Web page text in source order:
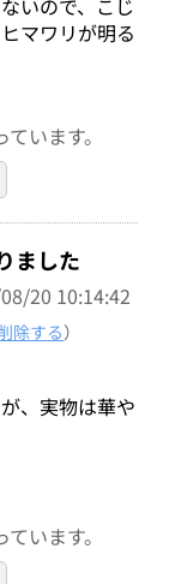
マワリが明る
います。
ました
20 10:14:42
除する）
、実物は華や
います。